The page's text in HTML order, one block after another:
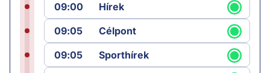
09:00
Hírek
09:05
Célpont
09:05
Sporthírek